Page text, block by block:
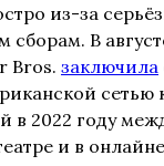
из-за
сборам. В
Bros. заключила
сетью
в 2022 году
и в